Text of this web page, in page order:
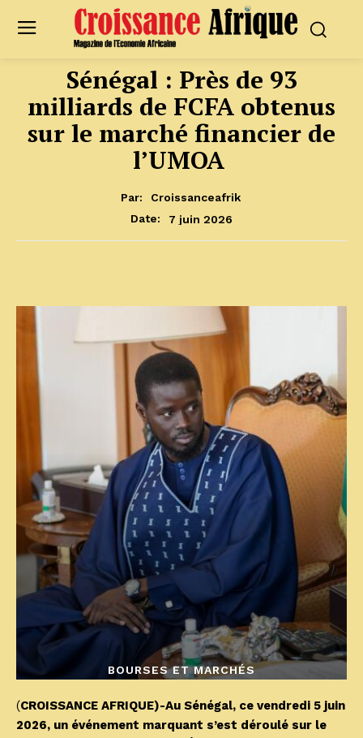
Sénégal : Près de 93
milliards de FCFA obtenus
sur le marché financier de
l’UMOA
Par:
Croissanceafrik
Date:
7 juin 2026
BOURSES ET MARCHÉS
(CROISSANCE AFRIQUE)-Au Sénégal, ce vendredi 5 juin
2026, un événement marquant s’est déroulé sur le